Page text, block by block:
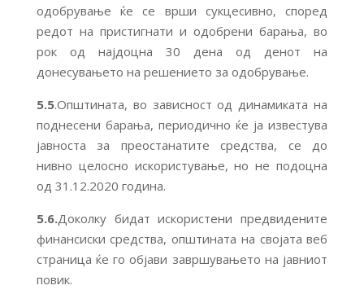
одобрување ќе се врши сукцесивно, според
редот на пристигнати и одобрени барања, во
рок од најдоцна 30 дена од денот на
донесувањето на решението за одобрување.
5.5.Општината, во зависност од динамиката на
поднесени барања, периодично ќе ја известува
јавноста за преостанатите средства, се до
нивно целосно искористување, но не подоцна
од 31.12.2020 година.
5.6.Доколку бидат искористени предвидените
финансиски средства, општината на својата веб
страница ќе го објави завршувањето на јавниот
повик.